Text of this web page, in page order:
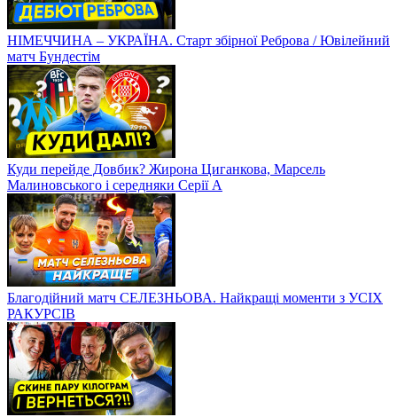
НІМЕЧЧИНА – УКРАЇНА. Старт збірної Реброва / Ювілейний
матч Бундестім
Куди перейде Довбик? Жирона Циганкова, Марсель
Малиновського і середняки Серії А
Благодійний матч СЕЛЕЗНЬОВА. Найкращі моменти з УСІХ
РАКУРСІВ